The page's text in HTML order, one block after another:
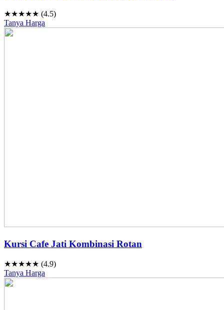
★★★★★ (4.5)
Tanya Harga
Kursi Cafe Jati Kombinasi Rotan
★★★★★ (4.9)
Tanya Harga